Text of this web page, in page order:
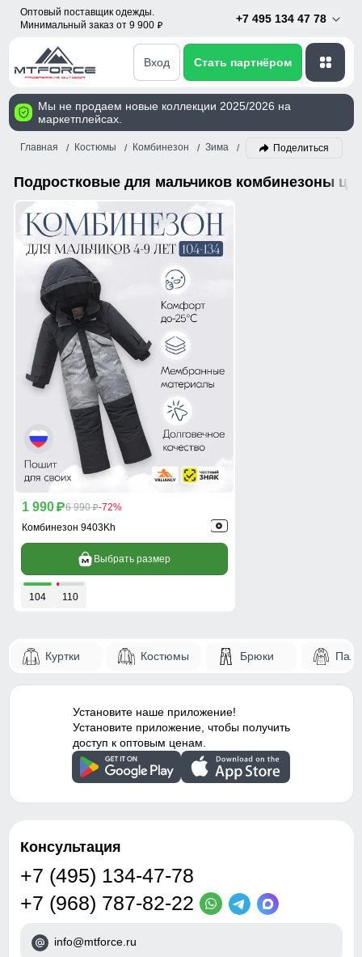
Оптовый поставщик одежды.
Минимальный заказ от 9 900 p
+7 495 134 47 78
Вход Стать партнёром
Мы не продаем новые коллекции 2025/2026 на
маркетплейсах.
Главная Костюмы Комбинезон Зима Мальчик Хаки
Поделиться
Подростковые для мальчиков комбинезоны
1 990 p6 990 p-72%
Комбинезон 9403Kh
Выбрать размер
104 110
Куртки Костюмы Брюки
Установите наше приложение!
Установите приложение, чтобы получить
доступ к оптовым ценам.
Консультация
+7 (495) 134-47-78
+7 (968) 787-82-22
info@mtforce.ru